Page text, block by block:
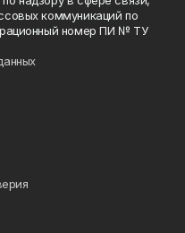
коммуникаций по
номер ПИ № ТУ